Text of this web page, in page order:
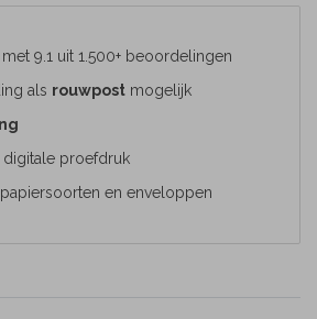
met 9.1 uit 1.500+ beoordelingen
als rouwpost mogelijk
proefdruk
en enveloppen